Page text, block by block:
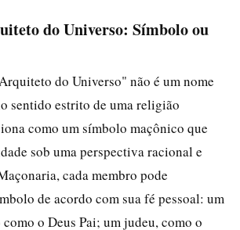
do Universo: Símbolo ou
do Universo" não é um nome
sentido estrito de uma religião
como um símbolo maçônico que
sob uma perspectiva racional e
cada membro pode
de acordo com sua fé pessoal: um
o Deus Pai; um judeu, como o